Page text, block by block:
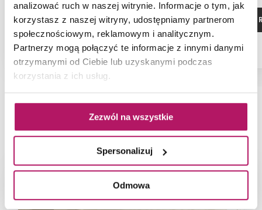
analizować ruch w naszej witrynie. Informacje o tym, jak
korzystasz z naszej witryny, udostępniamy partnerom
społecznościowym, reklamowym i analitycznym.
Partnerzy mogą połączyć te informacje z innymi danymi
otrzymanymi od Ciebie lub uzyskanymi podczas
korzystania z ich usług.
Zezwól na wszystkie
Spersonalizuj
Odmowa
ZOBACZ PRODUKT ZOBACZ
NAJNOWSZE ARTYKUŁY